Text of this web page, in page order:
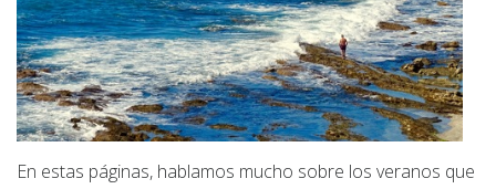
En estas páginas, hablamos mucho sobre los veranos que